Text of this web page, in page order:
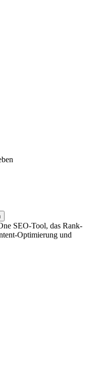
SEO-Tool, das Rank-
Optimierung und